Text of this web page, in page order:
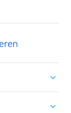
sind
in
dort
die
bieten
kurz